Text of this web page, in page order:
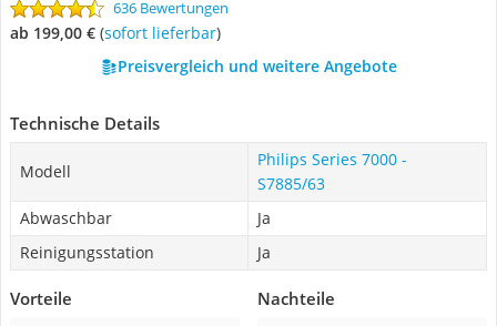
636 Bewertungen
ab 199,00 € ( Sofort lieferbar)
Preisvergleich und weitere Angebote
Technische Details
Modell
Philips Series 7000 -
S7885/63
Abwaschbar
Ja
Reinigungsstation
Ja
Vorteile Nachteile